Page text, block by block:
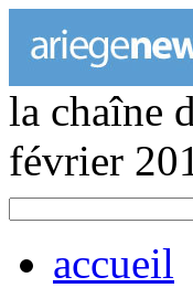
la chaîne
février
accueil